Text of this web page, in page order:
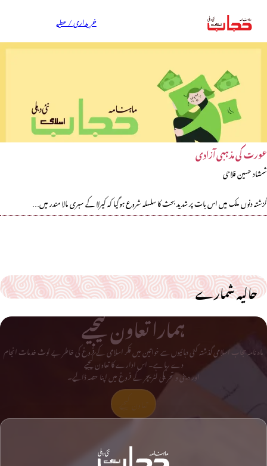
خریداری / عطیہ
عورت کی مذہبی آزادی
شمشاد حسین فلاحی
گزشتہ دنوں ملک میں اس بات پر شدید بحث کا سلسلہ شروع ہوگیا کہ کیرلا کے سبری مالا مندر میں…
حالیہ شمارے
ہمارا تعاون کیجیے
ماہ نامہ حجاب اسلامی گذشتہ کئی دہائیوں سے خواتین میں فکر اسلامی کے فروغ کی خاطر بے لوث خدمات انجام
دے رہا ہے۔ اس ادارے کا تعاون کیجیے
اور دینی و تحریکی لٹریچر کے فروغ میں اپنا حصہ ڈالیے۔